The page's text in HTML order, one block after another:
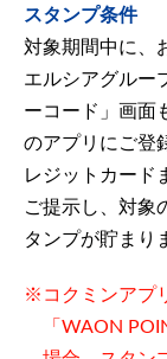
スタンプ条件
対象期間中に、
エルシアグルー
ーコード」画面
のアプリにご登
レジットカード
ご提示し、対象
タンプが貯まり
コクミンアプ
「WAON